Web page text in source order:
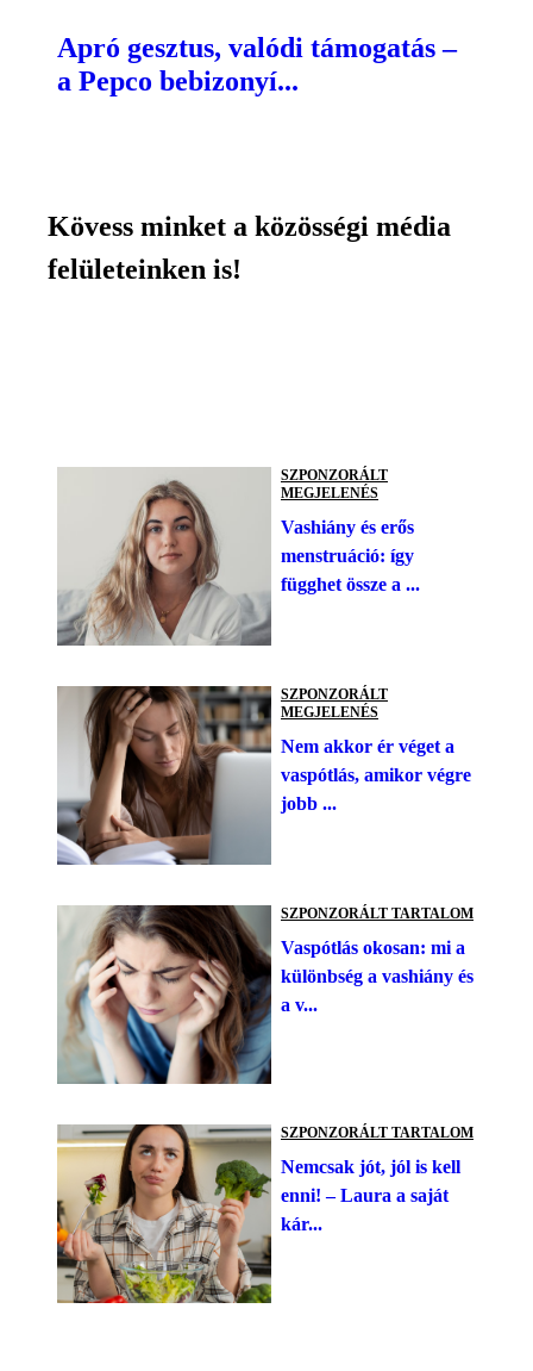
Apró gesztus, valódi támogatás –
a Pepco bebizonyí...
Kövess minket a közösségi média
felületeinken is!
SZPONZORÁLT
MEGJELENÉS
Vashiány és erős
menstruáció: így
függhet össze a ...
SZPONZORÁLT
MEGJELENÉS
Nem akkor ér véget a
vaspótlás, amikor végre
jobb ...
SZPONZORÁLT TARTALOM
Vaspótlás okosan: mi a
különbség a vashiány és
a v...
SZPONZORÁLT TARTALOM
Nemcsak jót, jól is kell
enni! – Laura a saját
kár...